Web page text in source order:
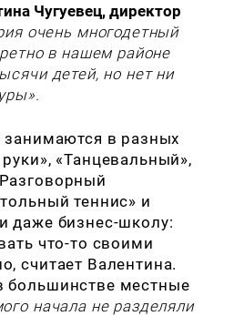
Чугуевец, директор
очень многодетный
в нашем районе
детей, но нет ни
занимаются в разных
«Танцевальный»,
теннис» и
даже бизнес-школу:
что-то своими
считает Валентина.
большинстве местные
начала не разделяли